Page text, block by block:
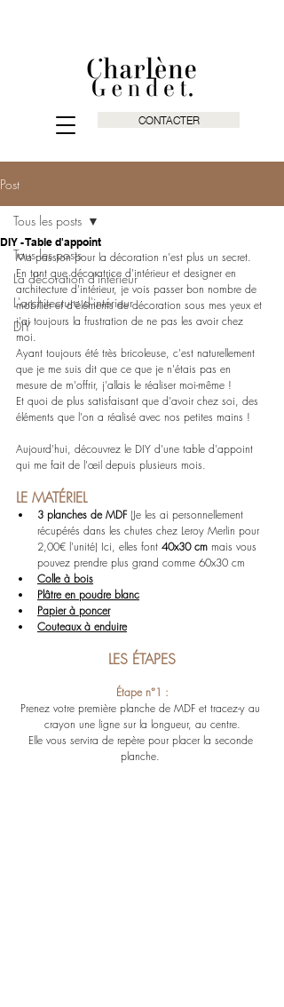
CONTACTER
Post
Tous les posts
La décoration d'intérieur
L'architecture d'intérieur
DIY
Tous les posts
DIY - Table d'appoint
Ma passion pour la décoration n'est plus un secret.
En tant que décoratrice d'intérieur et designer en
architecture d'intérieur, je vois passer bon nombre de
mobilier et d'éléments de décoration sous mes yeux et
j'ai toujours la frustration de ne pas les avoir chez
moi.
Ayant toujours été très bricoleuse, c'est naturellement
que je me suis dit que ce que je n'étais pas en
mesure de m'offrir, j'allais le réaliser moi-même !
Et quoi de plus satisfaisant que d'avoir chez soi, des
éléments que l'on a réalisé avec nos petites mains !
Aujourd'hui, découvrez le DIY d'une table d'appoint
qui me fait de l'œil depuis plusieurs mois.
LE MATÉRIEL
3 planches de MDF (Je les ai personnellement
récupérés dans les chutes chez Leroy Merlin pour
2,00€ l'unité) Ici, elles font 40x30 cm mais vous
pouvez prendre plus grand comme 60x30 cm
Colle à bois
Plâtre en poudre blanc
Papier à poncer
Couteaux à enduire
LES ÉTAPES
Étape n°1 :
Prenez votre première planche de MDF et tracez-y au
crayon une ligne sur la longueur, au centre.
Elle vous servira de repère pour placer la seconde
planche.